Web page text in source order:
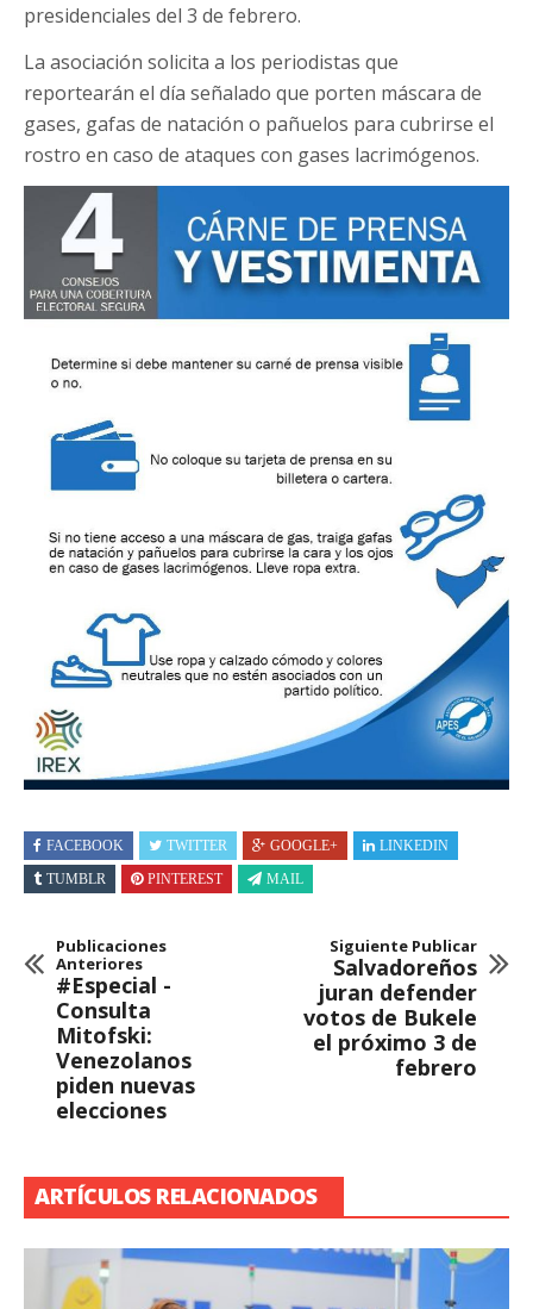
presidenciales del 3 de febrero.
La asociación solicita a los periodistas que
reportearán el día señalado que porten máscara de
gases, gafas de natación o pañuelos para cubrirse el
rostro en caso de ataques con gases lacrimógenos.
FACEBOOK TWITTER GOOGLE+
LINKEDIN
TUMBLR
PINTEREST MAIL
Publicaciones
Anteriores
#Especial -
Consulta
Mitofski:
Venezolanos
piden nuevas
elecciones
Siguiente Publicar
Salvadoreños
juran defender
votos de Bukele
el próximo 3 de
febrero
ARTÍCULOS RELACIONADOS